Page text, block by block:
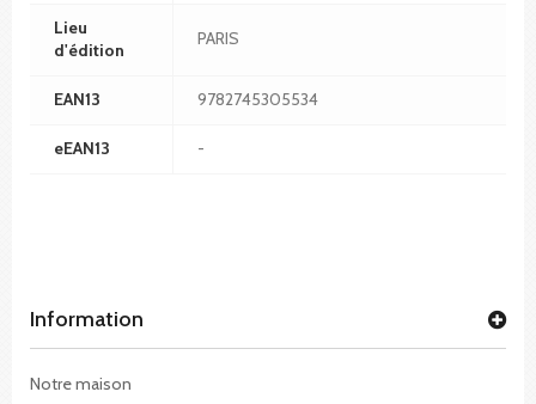
Lieu
d'édition
PARIS
EAN13 9782745305534
eEAN13 -
Information
Notre maison